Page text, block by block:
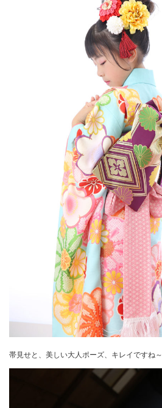
帯見せと、美しい大人ポーズ、キレイですね～